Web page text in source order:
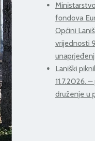
fondova
Općini
vrijednosti
Laniški
11.7.2026.
druženje u